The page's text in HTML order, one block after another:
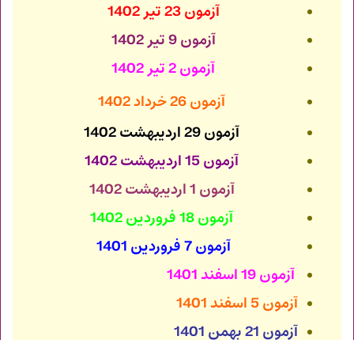
آزمون 23 تیر 1402
آزمون 9 تیر 1402
آزمون 2 تیر 1402
آزمون 26 خرداد 1402
آزمون 29 اردیبهشت 1402
آزمون 15 اردیبهشت 1402
آزمون 1 اردیبهشت 1402
آزمون 18 فروردین 1402
آزمون 7 فروردین 1401
آزمون 19 اسفند 1401
آزمون 5 اسفند 1401
آزمون 21 بهمن 1401